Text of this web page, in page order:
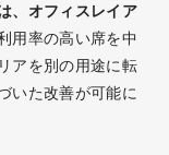
、オフィスレイア
用率の高い席を中
アを別の用途に転
いた改善が可能に